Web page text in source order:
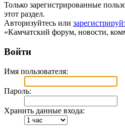
Только зарегистрированные
этот раздел.
Авторизуйтесь или
«Камчатский форум, новости,
Войти
Имя пользователя:
Пароль:
Хранить данные входа: